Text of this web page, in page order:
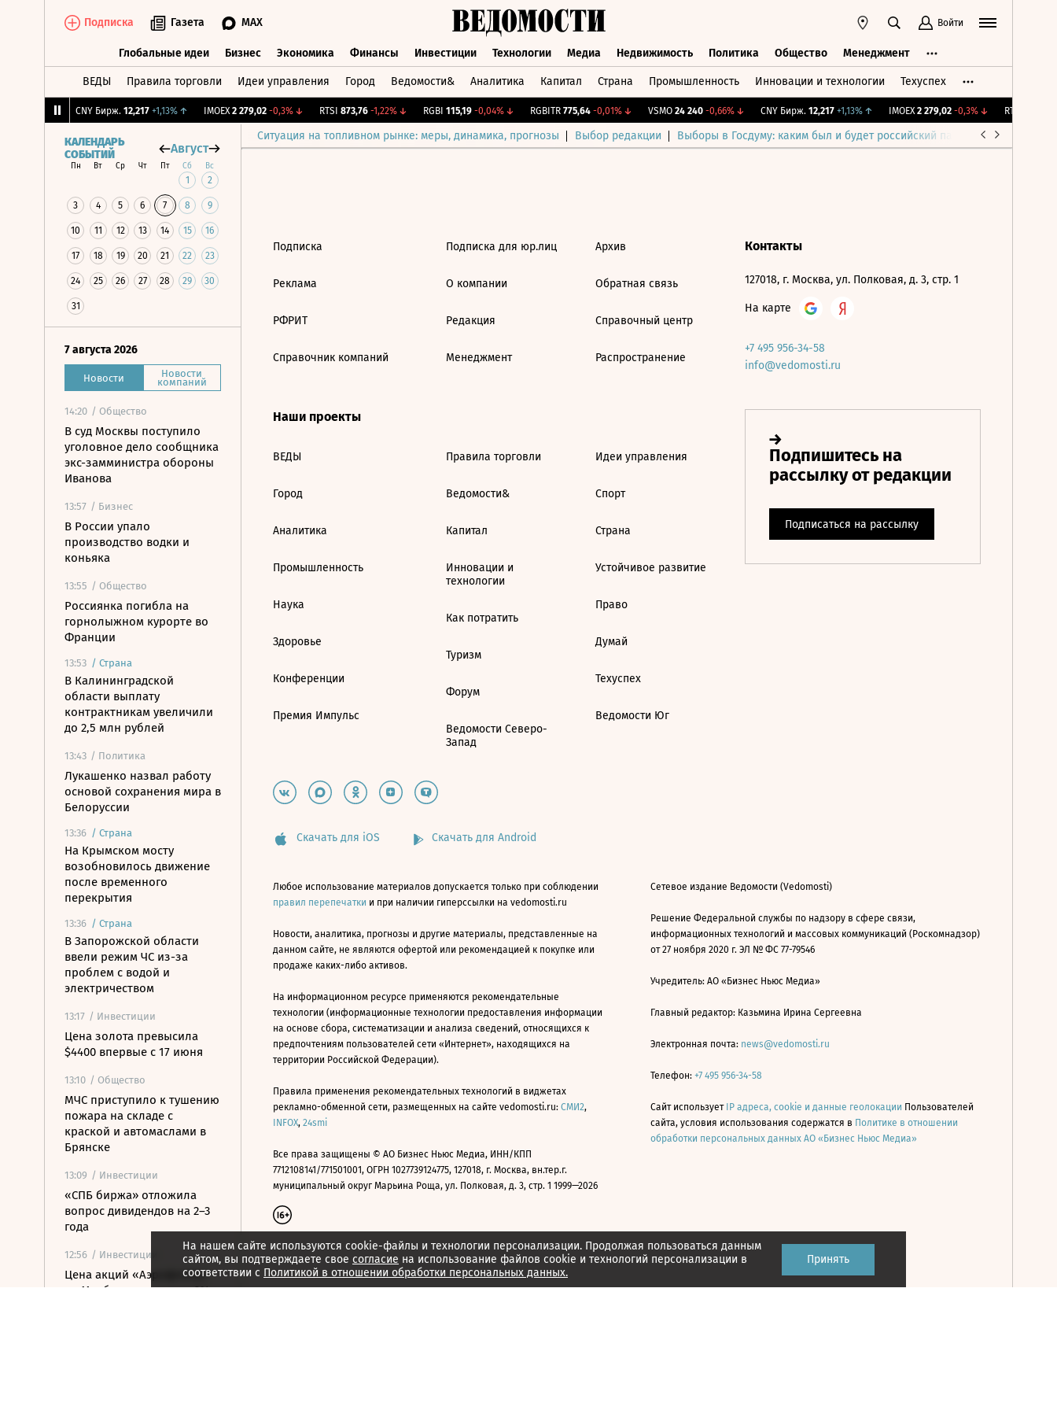
Подписка Газета MAX Войти
Глобальные идеи Бизнес Экономика Финансы Инвестиции Технологии Медиа Недвижимость Политика Общество Менеджмент
ВЕДЫ Правила торговли Идеи управления Город Ведомости& Аналитика Капитал Страна Промышленность Инновации и технологии Техуспех
CNY Бирж. 12,217 +1,13%↑ IMOEX 2 279,02 -0,3%↓ RTSI 873,76 -1,22%↓ RGBI 115,19 -0,04%↓ RGBITR 775,64 -0,01%↓ VSMO 24 240 -0,66%↓ CNY Бирж. 12,217 +1,13%↑ IMOEX 2 279,02 -0,3%↓ RTSI
Ситуация на топливном рынке: меры, динамика, прогнозы Выбор редакции Выборы в Госдуму: каким был и будет российский парламент
КАЛЕНДАРЬ
СОБЫТИЙ
Август
Пн Вт Ср Чт Пт Сб Вс
1 2
3 4 5 6 7 8 9
10 11 12 13 14 15 16
17 18 19 20 21 22 23
24 25 26 27 28 29 30
31
7 августа 2026
Новости Новости
компаний
14:20 / Общество
В суд Москвы поступило
уголовное дело сообщника
экс-замминистра обороны
Иванова
13:57 / Бизнес
В России упало
производство водки и
коньяка
13:55 / Общество
Россиянка погибла на
горнолыжном курорте во
Франции
13:53 / Страна
В Калининградской
области выплату
контрактникам увеличили
до 2,5 млн рублей
13:43 / Политика
Лукашенко назвал работу
основой сохранения мира в
Белоруссии
13:36 / Страна
На Крымском мосту
возобновилось движение
после временного
перекрытия
13:36 / Страна
В Запорожской области
ввели режим ЧС из-за
проблем с водой и
электричеством
13:17 / Инвестиции
Цена золота превысила
$4400 впервые с 17 июня
13:10 / Общество
МЧС приступило к тушению
пожара на складе с
краской и автомаслами в
Брянске
13:09 / Инвестиции
«СПБ биржа» отложила
вопрос дивидендов на 2–3
года
12:56 / Инвестиции
Цена акций «Аэрофлота»
на Мосбирже упала на 2%
На нашем сайте используются cookie-файлы и технологии персонализации. Продолжая пользоваться данным
сайтом, вы подтверждаете свое согласие на использование файлов cookie и технологий персонализации в
соответствии с Политикой в отношении обработки персональных данных.
Принять
Подписка
Реклама
РФРИТ
Справочник компаний
Подписка для юр.лиц
О компании
Редакция
Менеджмент
Архив
Обратная связь
Справочный центр
Распространение
Наши проекты
ВЕДЫ
Город
Аналитика
Промышленность
Наука
Здоровье
Конференции
Премия Импульс
Правила торговли
Ведомости&
Капитал
Инновации и
технологии
Как потратить
Туризм
Форум
Ведомости Северо-
Запад
Идеи управления
Спорт
Страна
Устойчивое развитие
Право
Думай
Техуспех
Ведомости Юг
Контакты
127018, г. Москва, ул. Полковая, д. 3, стр. 1
На карте
+7 495 956-34-58
info@vedomosti.ru
Скачать для iOS Скачать для Android
Любое использование материалов допускается только при соблюдении
правил перепечатки и при наличии гиперссылки на vedomosti.ru
Новости, аналитика, прогнозы и другие материалы, представленные на
данном сайте, не являются офертой или рекомендацией к покупке или
продаже каких-либо активов.
На информационном ресурсе применяются рекомендательные
технологии (информационные технологии предоставления информации
на основе сбора, систематизации и анализа сведений, относящихся к
предпочтениям пользователей сети «Интернет», находящихся на
территории Российской Федерации).
Правила применения рекомендательных технологий в виджетах
рекламно-обменной сети, размещенных на сайте vedomosti.ru: СМИ2,
INFOX, 24smi
Все права защищены © АО Бизнес Ньюс Медиа, ИНН/КПП
7712108141/771501001, ОГРН 1027739124775, 127018, г. Москва, вн.тер.г.
муниципальный округ Марьина Роща, ул. Полковая, д. 3, стр. 1 1999—2026
Сетевое издание Ведомости (Vedomosti)
Решение Федеральной службы по надзору в сфере связи,
информационных технологий и массовых коммуникаций (Роскомнадзор)
от 27 ноября 2020 г. ЭЛ № ФС 77-79546
Учредитель: АО «Бизнес Ньюс Медиа»
Главный редактор: Казьмина Ирина Сергеевна
Электронная почта: news@vedomosti.ru
Телефон: +7 495 956-34-58
Сайт использует IP адреса, cookie и данные геолокации Пользователей
сайта, условия использования содержатся в Политике в отношении
обработки персональных данных АО «Бизнес Ньюс Медиа»